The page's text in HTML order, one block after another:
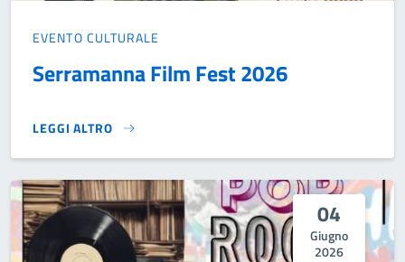
EVENTO CULTURALE
Serramanna Film Fest 2026
LEGGI ALTRO
SERRAMANNA FILM FEST 2026}
04
Giugno
2026